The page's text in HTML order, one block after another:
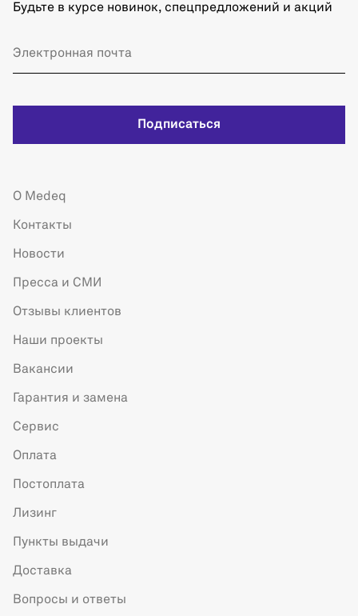
Будьте в курсе новинок, спецпредложений и акций
Подписаться
О Medeq
Контакты
Новости
Пресса и СМИ
Отзывы клиентов
Наши проекты
Вакансии
Гарантия и замена
Сервис
Оплата
Постоплата
Лизинг
Пункты выдачи
Доставка
Вопросы и ответы